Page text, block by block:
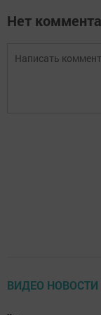
Нет
ВИДЕО НОВОСТИ